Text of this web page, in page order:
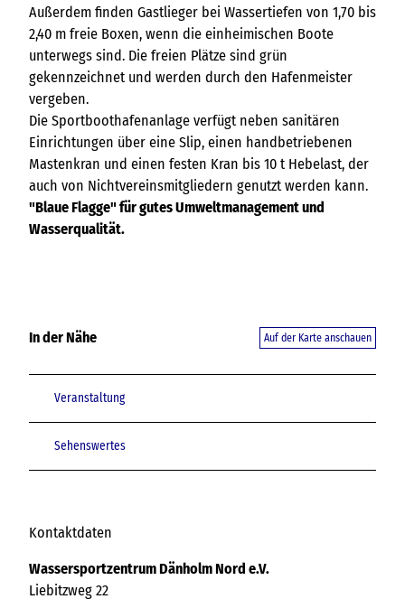
Außerdem finden Gastlieger bei Wassertiefen von 1,70 bis
2,40 m freie Boxen, wenn die einheimischen Boote
unterwegs sind. Die freien Plätze sind grün
gekennzeichnet und werden durch den Hafenmeister
vergeben.
Die Sportboothafenanlage verfügt neben sanitären
Einrichtungen über eine Slip, einen handbetriebenen
Mastenkran und einen festen Kran bis 10 t Hebelast, der
auch von Nichtvereinsmitgliedern genutzt werden kann.
"Blaue Flagge" für gutes Umweltmanagement und
Wasserqualität.
In der Nähe Auf der Karte anschauen
Veranstaltung
Sehenswertes
Kontaktdaten
Wassersportzentrum Dänholm Nord e.V.
Liebitzweg 22